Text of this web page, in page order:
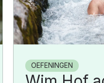
OEFENINGEN